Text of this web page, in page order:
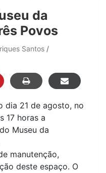
da
Povos
Santos
dia 21 de agosto, no
17 horas a
Museu da
manutenção,
deste espaço. O